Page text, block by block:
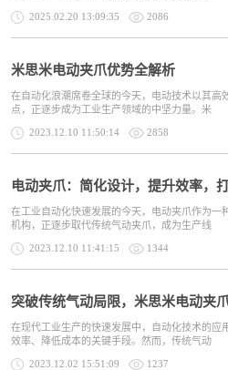
2025.02.20 13:09:35 2086
米思米电动夹爪优势全解析
在自动化浪潮席卷全球的今天，电动技术以其高
点，正逐步成为工业生产领域的中坚力量。米
2023.12.10 11:50:14 2858
在工业自动化快速发展的今天，电动夹爪作为一
机构，正逐步取代传统气动夹爪，成为生产线
2023.12.10 11:41:15 1344
在现代工业生产的快速发展中，自动化技术的应
效率、降低成本的关键手段。然而，传统气动
2023.12.02 15:51:09 1237